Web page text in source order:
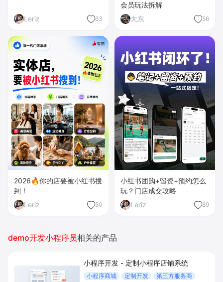
Leriz 63
会员玩法拆解
大东
56
2026🔥你的店要被小红书搜
到！
Leriz
50
小红书团购+留资+预约怎么
玩？门店成交攻略
Leriz
89
demo开发小程序员相关的产品
小程序开发 - 定制小程序店铺系统
小程序商城 定制开发
第三方服务商